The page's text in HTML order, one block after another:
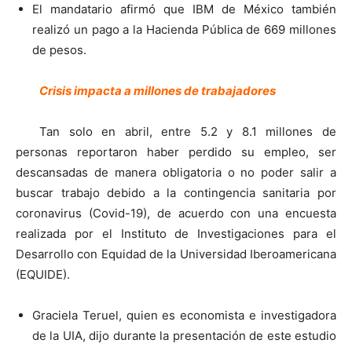
El mandatario afirmó que IBM de México también
realizó un pago a la Hacienda Pública de 669 millones
de pesos.
Crisis impacta a millones de trabajadores
Tan solo en abril, entre 5.2 y 8.1 millones de
personas reportaron haber perdido su empleo, ser
descansadas de manera obligatoria o no poder salir a
buscar trabajo debido a la contingencia sanitaria por
coronavirus (Covid-19), de acuerdo con una encuesta
realizada por el Instituto de Investigaciones para el
Desarrollo con Equidad de la Universidad Iberoamericana
(EQUIDE).
Graciela Teruel, quien es economista e investigadora
de la UIA, dijo durante la presentación de este estudio